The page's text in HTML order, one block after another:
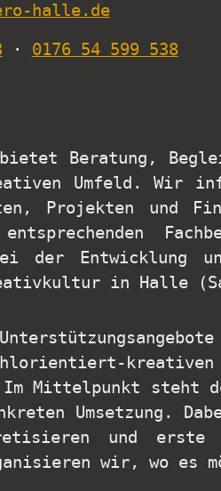
halle.de
· 0176 54 599 538
Beratung,
Umfeld. Wir
Projekten und
der Entwicklung
in Halle
Mittelpunkt steht
Umsetzung.
und erste
wir, wo es